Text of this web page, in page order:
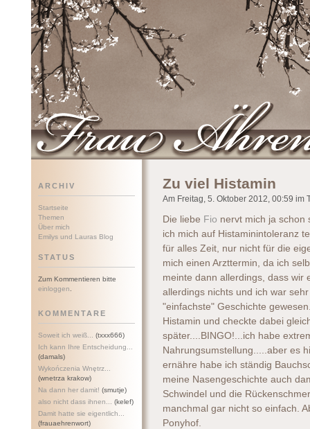
ARCHIV
Startseite
Themen
Über mich
Emilys und Lauras Blog
STATUS
Zum Kommentieren bitte
einloggen
KOMMENTARE
Soweit ich weiß...
(txxx666)
Ich kann Ihre Entscheidung...
(damals)
Wykończenia Wnętrz...
(wnetrza krakow)
Na dann her damit! (smutje)
also nicht dass ihnen...
(kelef)
Damit hatte sie eigentlich...
(frauaehrenwort)
Zu viel Histamin
Am Freitag, 5. Oktober 2012, 00:59 im
Die liebe Fio nervt mich ja schon
ich mich auf Histaminintoleranz
für alles Zeit, nur nicht für die
mich einen Arzttermin, da ich
meinte dann allerdings, dass wir
allerdings nichts und ich war
"einfachste" Geschichte
Histamin und checkte dabei
später....BINGO!...ich habe
Nahrungsumstellung.....aber es
ernähre habe ich ständig
meine Nasengeschichte auch
Schwindel und die
manchmal gar nicht so einfach.
Ponyhof.